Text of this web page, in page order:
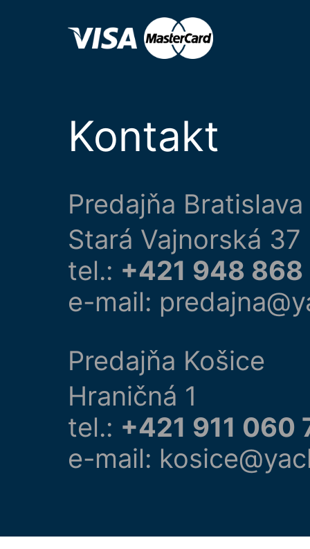
Kontakt
Predajňa Bratislava
Stará Vajnorská 37
tel.: +421 948
e-mail:
Predajňa Košice
Hraničná 1
tel.: +421 911 060
e-mail: